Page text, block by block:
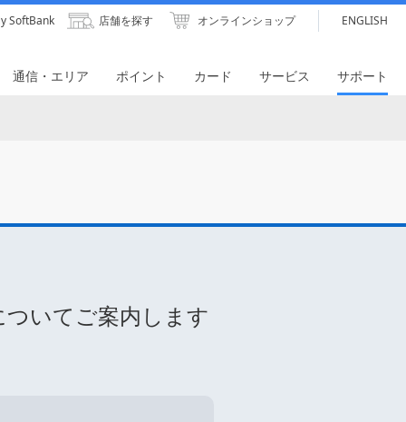
SoftBank 店舗を探す オンラインショップ ENGLISH
通信・エリア ポイント カード サービス サポート
いてご案内します